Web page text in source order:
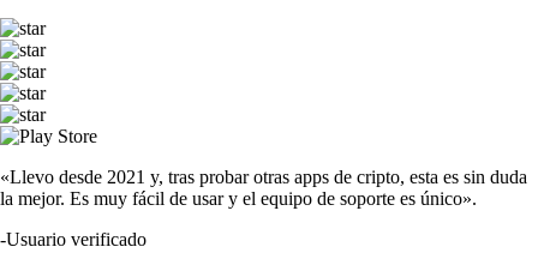
«Llevo desde 2021 y, tras probar otras apps de cripto, esta es sin duda
la mejor. Es muy fácil de usar y el equipo de soporte es único».
-Usuario verificado